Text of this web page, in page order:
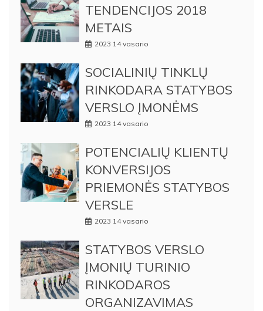
TENDENCIJOS 2018
METAIS
2023 14 vasario
SOCIALINIŲ TINKLŲ
RINKODARA STATYBOS
VERSLO ĮMONĖMS
2023 14 vasario
POTENCIALIŲ KLIENTŲ
KONVERSIJOS
PRIEMONĖS STATYBOS
VERSLE
2023 14 vasario
STATYBOS VERSLO
ĮMONIŲ TURINIO
RINKODAROS
ORGANIZAVIMAS